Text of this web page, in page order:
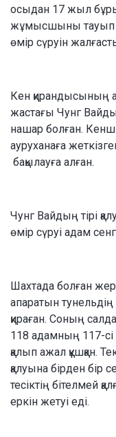
осыдан 17 жыл
жұмысшыны тауып
өмір сүруін
Кен қирандысының
жастағы Чунг
нашар болған.
ауруханаға
бақылауға алған.
Чунг Вайдың тірі
өмір сүруі адам
Шахтада болған жер
апаратын тунельдің
қираған. Соның
118 адамның 117-
қалып ажал құшқан.
қалуына бірден бір
тесіктің бітелмей
еркін жетуі еді.